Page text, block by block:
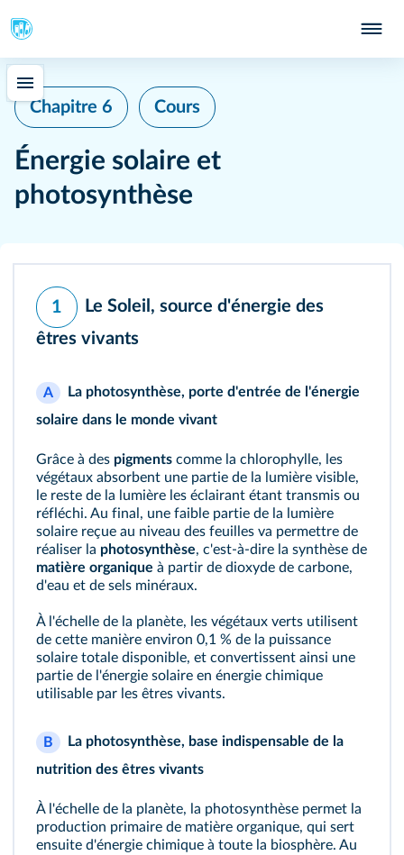
Chapitre 6 Cours
Énergie solaire et
photosynthèse
1
Le Soleil, source d'énergie des
êtres vivants
A
La photosynthèse, porte d'entrée de l'énergie
solaire dans le monde vivant
Grâce à des pigments comme la chlorophylle, les
végétaux absorbent une partie de la lumière visible,
le reste de la lumière les éclairant étant transmis ou
réfléchi. Au final, une faible partie de la lumière
solaire reçue au niveau des feuilles va permettre de
réaliser la photosynthèse, c'est-à-dire la synthèse de
matière organique à partir de dioxyde de carbone,
d'eau et de sels minéraux.
À l'échelle de la planète, les végétaux verts utilisent
de cette manière environ 0,1 % de la puissance
solaire totale disponible, et convertissent ainsi une
partie de l'énergie solaire en énergie chimique
utilisable par les êtres vivants.
B
La photosynthèse, base indispensable de la
nutrition des êtres vivants
À l'échelle de la planète, la photosynthèse permet la
production primaire de matière organique, qui sert
ensuite d'énergie chimique à toute la biosphère. Au